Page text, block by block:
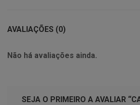
AVALIAÇÕES (0)
Não há avaliações ainda.
SEJA O PRIMEIRO A AVALIAR